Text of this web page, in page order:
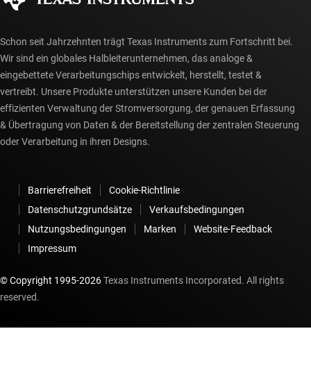
Schon seit Jahrzehnten trägt Texas Instruments zum Fortschritt bei.
Wir sind ein globales Halbleiterunternehmen, das analoge &
eingebettete Verarbeitungschips entwickelt, herstellt, testet &
vertreibt. Unsere Produkte unterstützen unsere Kunden bei der
effizienten Verwaltung der Stromversorgung, der genauen Erfassung
& Übertragung von Daten & der Bereitstellung der zentralen Steuerung
oder Verarbeitung in ihren Designs.
Barrierefreiheit
Cookie-Richtlinie
Datenschutzgrundsätze
Verkaufsbedingungen
Nutzungsbedingungen
Marken
Website-Feedback
Impressum
© Copyright 1995-2026Texas Instruments Incorporated. All rights
reserved.